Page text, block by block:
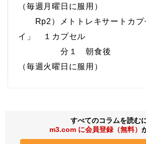
（毎週月曜日に服用）
Rp2）メトトレキサートカプ
イ」 １カプセル
分１ 朝食後
（毎週火曜日に服用）
すべてのコラムを読む
m3.com に会員登録（無料）